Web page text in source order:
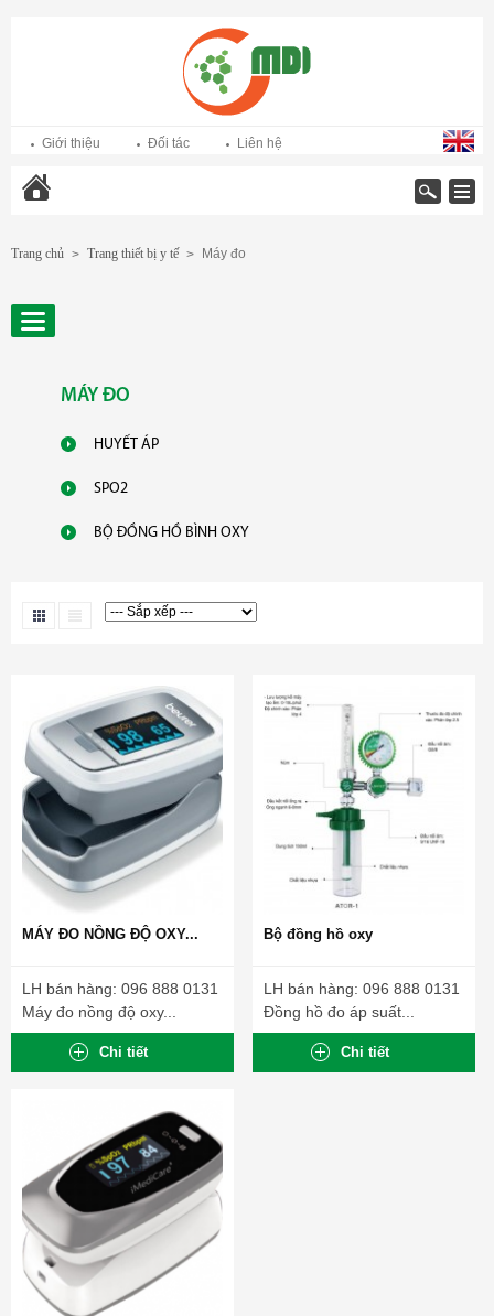
Giới thiệu Đối tác Liên hệ
Trang chủ > Trang thiết bị y tế > Máy đo
MÁY ĐO
HUYẾT ÁP
SPO2
BỘ ĐỒNG HỒ BÌNH OXY
MÁY ĐO NỒNG ĐỘ OXY...
LH bán hàng: 096 888 0131
Máy đo nồng độ oxy...
Chi tiết
Bộ đồng hồ oxy
LH bán hàng: 096 888 0131
Đồng hồ đo áp suất...
Chi tiết